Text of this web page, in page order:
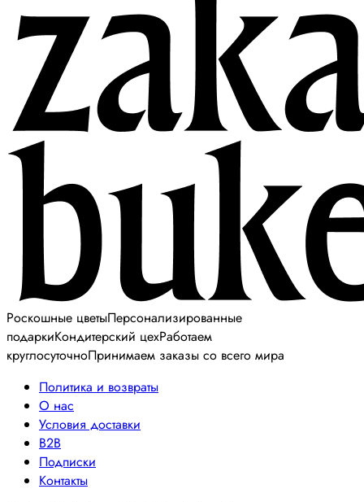
Роскошные цветыПерсонализированные
подаркиКондитерский цехРаботаем
круглосуточноПринимаем заказы со всего мира
Политика и возвраты
О нас
Условия доставки
B2B
Подписки
Контакты